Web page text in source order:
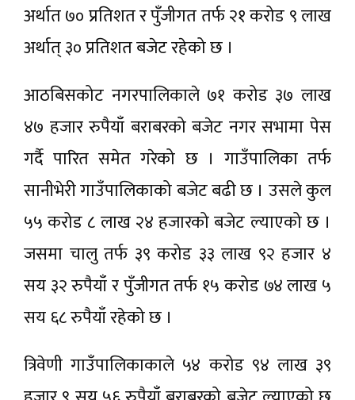
अर्थात ७० प्रतिशत र पुँजीगत तर्फ २१ करोड ९ लाख
अर्थात् ३० प्रतिशत बजेट रहेको छ ।
आठबिसकोट नगरपालिकाले ७१ करोड ३७ लाख
४७ हजार रुपैयाँ बराबरको बजेट नगर सभामा पेस
गर्दै पारित समेत गरेको छ । गाउँपालिका तर्फ
सानीभेरी गाउँपालिकाको बजेट बढी छ । उसले कुल
५५ करोड ८ लाख २४ हजारको बजेट ल्याएको छ ।
जसमा चालु तर्फ ३९ करोड ३३ लाख ९२ हजार ४
सय ३२ रुपैयाँ र पुँजीगत तर्फ १५ करोड ७४ लाख ५
सय ६८ रुपैयाँ रहेको छ ।
त्रिवेणी गाउँपालिकाकाले ५४ करोड ९४ लाख ३९